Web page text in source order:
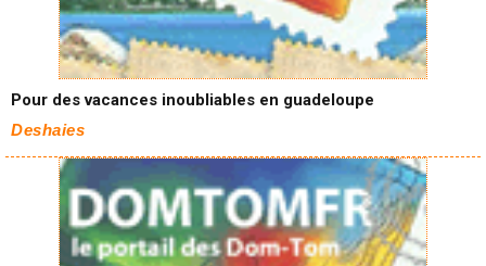
Pour des vacances inoubliables en guadeloupe
Deshaies